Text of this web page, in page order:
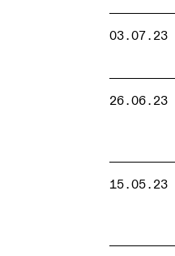
03.07.23
26.06.23
15.05.23